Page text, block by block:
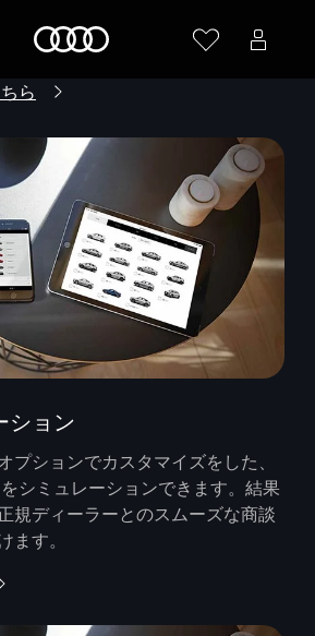
ら
ション
プションでカスタマイズをした、
シミュレーションできます。結果
規ディーラーとのスムーズな商談
ます。